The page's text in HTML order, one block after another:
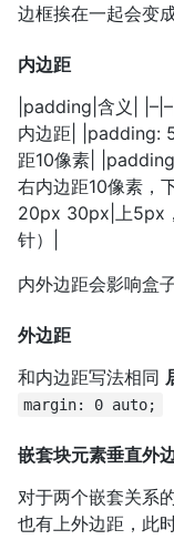
边框挨在一起会变
内边距
|padding|含义|
内边距| |padding:
距10像素|
右内边距10像素，
20px 30px|上5px
针）|
内外边距会影响盒
外边距
和内边距写法相同
margin: 0 auto;
嵌套块元素垂直外
对于两个嵌套关系
也有上外边距，此